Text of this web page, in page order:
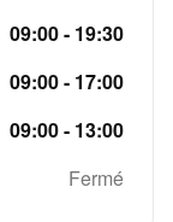
09:00 - 19:30
09:00 - 17:00
09:00 - 13:00
Fermé